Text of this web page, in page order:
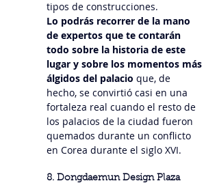
tipos de construcciones.
Lo podrás recorrer de la mano
de expertos que te contarán
todo sobre la historia de este
lugar y sobre los momentos más
álgidos del palacio que, de
hecho, se convirtió casi en una
fortaleza real cuando el resto de
los palacios de la ciudad fueron
quemados durante un conflicto
en Corea durante el siglo XVI.
8. Dongdaemun Design Plaza